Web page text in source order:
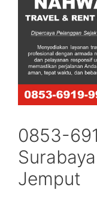
0853-
Jemput